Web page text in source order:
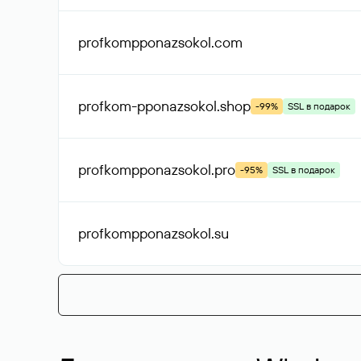
profkompponazsokol.com
profkom-pponazsokol.shop -99% SSL в подарок
profkompponazsokol.pro -95% SSL в подарок
profkompponazsokol.su